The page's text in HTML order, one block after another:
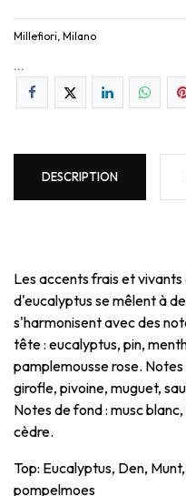
Millefiori, Milano
...
DESCRIPTION
Les accents frais et
d'eucalyptus se mêlent à
s'harmonisent avec des
tête : eucalyptus, pin,
pamplemousse rose.
girofle, pivoine, muguet,
Notes de fond : musc
cèdre.
Top: Eucalyptus, Den,
pompelmoes